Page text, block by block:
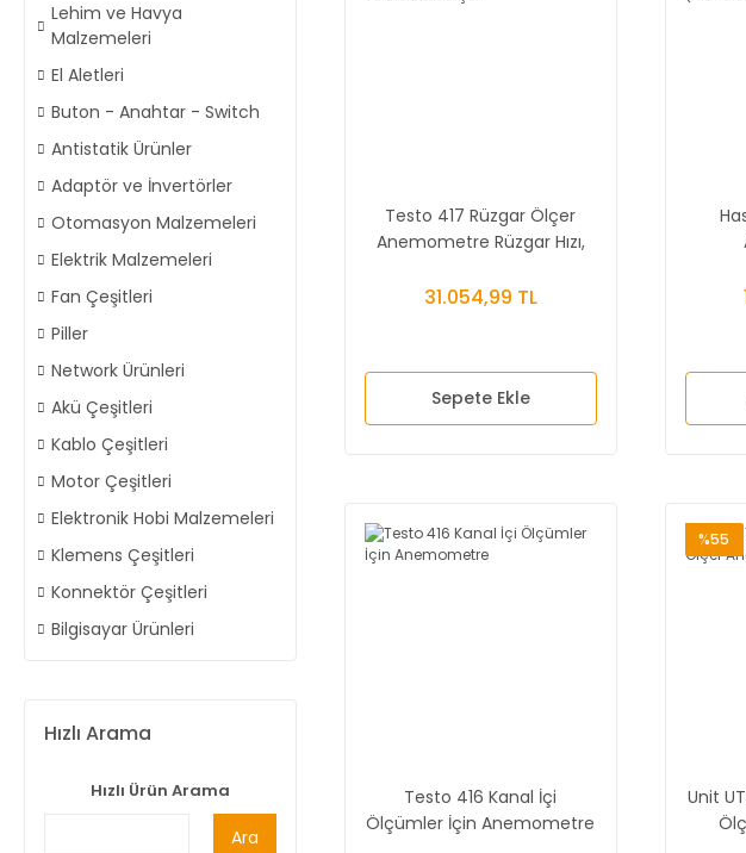
Lehim ve Havya
Malzemeleri
El Aletleri
Buton - Anahtar - Switch
Antistatik Ürünler
Adaptör ve İnvertörler
Otomasyon Malzemeleri
Elektrik Malzemeleri
Fan Çeşitleri
Piller
Network Ürünleri
Akü Çeşitleri
Kablo Çeşitleri
Motor Çeşitleri
Elektronik Hobi Malzemeleri
Klemens Çeşitleri
Konnektör Çeşitleri
Bilgisayar Ürünleri
Hızlı Arama
Hızlı Ürün Arama
Ara
Testo 417 Rüzgar Ölçer
Anemometre Rüzgar Hızı,
31.054,99 TL
Sepete Ekle
Testo 416 Kanal İçi
Ölçümler İçin Anemometre
%55
Unit